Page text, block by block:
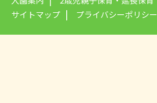
サイトマップ
プライバシーポリシー